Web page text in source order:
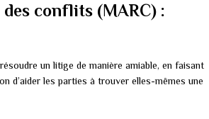
conflits (MARC) :
un litige de manière amiable, en faisant
d’aider les parties à trouver elles-mêmes une